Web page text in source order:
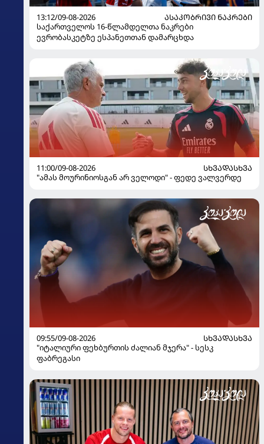
13:12/09-08-2026
ᲐᲡᲐᲙᲝᲑᲠᲘᲕᲘ ᲜᲐᲙᲠᲔᲑᲘ
საქართველოს 16-წლამდელთა ნაკრები
ევრობასკეტზე ესპანეთთან დამარცხდა
11:00/09-08-2026
ᲡᲮᲕᲐᲓᲐᲡᲮᲕᲐ
"ამას მოურინიოსგან არ ველოდი" - ფედე ვალვერდე
09:55/09-08-2026
ᲡᲮᲕᲐᲓᲐᲡᲮᲕᲐ
"იტალიური ფეხბურთის ძალიან მჯერა" - სესკ
ფაბრეგასი